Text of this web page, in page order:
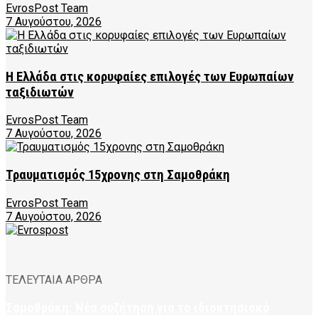
EvrosPost Team
7 Αυγούστου, 2026
Η Ελλάδα στις κορυφαίες επιλογές των Ευρωπαίων
ταξιδιωτών
EvrosPost Team
7 Αυγούστου, 2026
Τραυματισμός 15χρονης στη Σαμοθράκη
EvrosPost Team
7 Αυγούστου, 2026
ΤΕΛΕΥΤΑΙΑ ΑΡΘΡΑ